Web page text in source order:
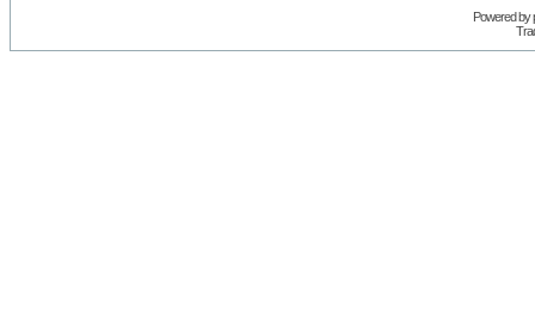
Powered by